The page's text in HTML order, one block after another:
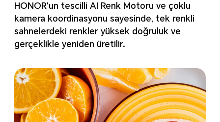
HONOR'un tescilli AI Renk Motoru ve çoklu
kamera koordinasyonu sayesinde, tek renkli
sahnelerdeki renkler yüksek doğruluk ve
gerçeklikle yeniden üretilir.